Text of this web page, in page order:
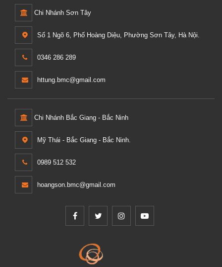
Chi Nhánh Sơn Tây
Số 1 Ngõ 6, Phố Hoàng Diệu, Phường Sơn Tây, Hà Nội.
0346 286 289
httung.bmc@gmail.com
Chi Nhánh Bắc Giang - Bắc Ninh
Mỹ Thái - Bắc Giang - Bắc Ninh.
0989 512 532
hoangson.bmc@gmail.com